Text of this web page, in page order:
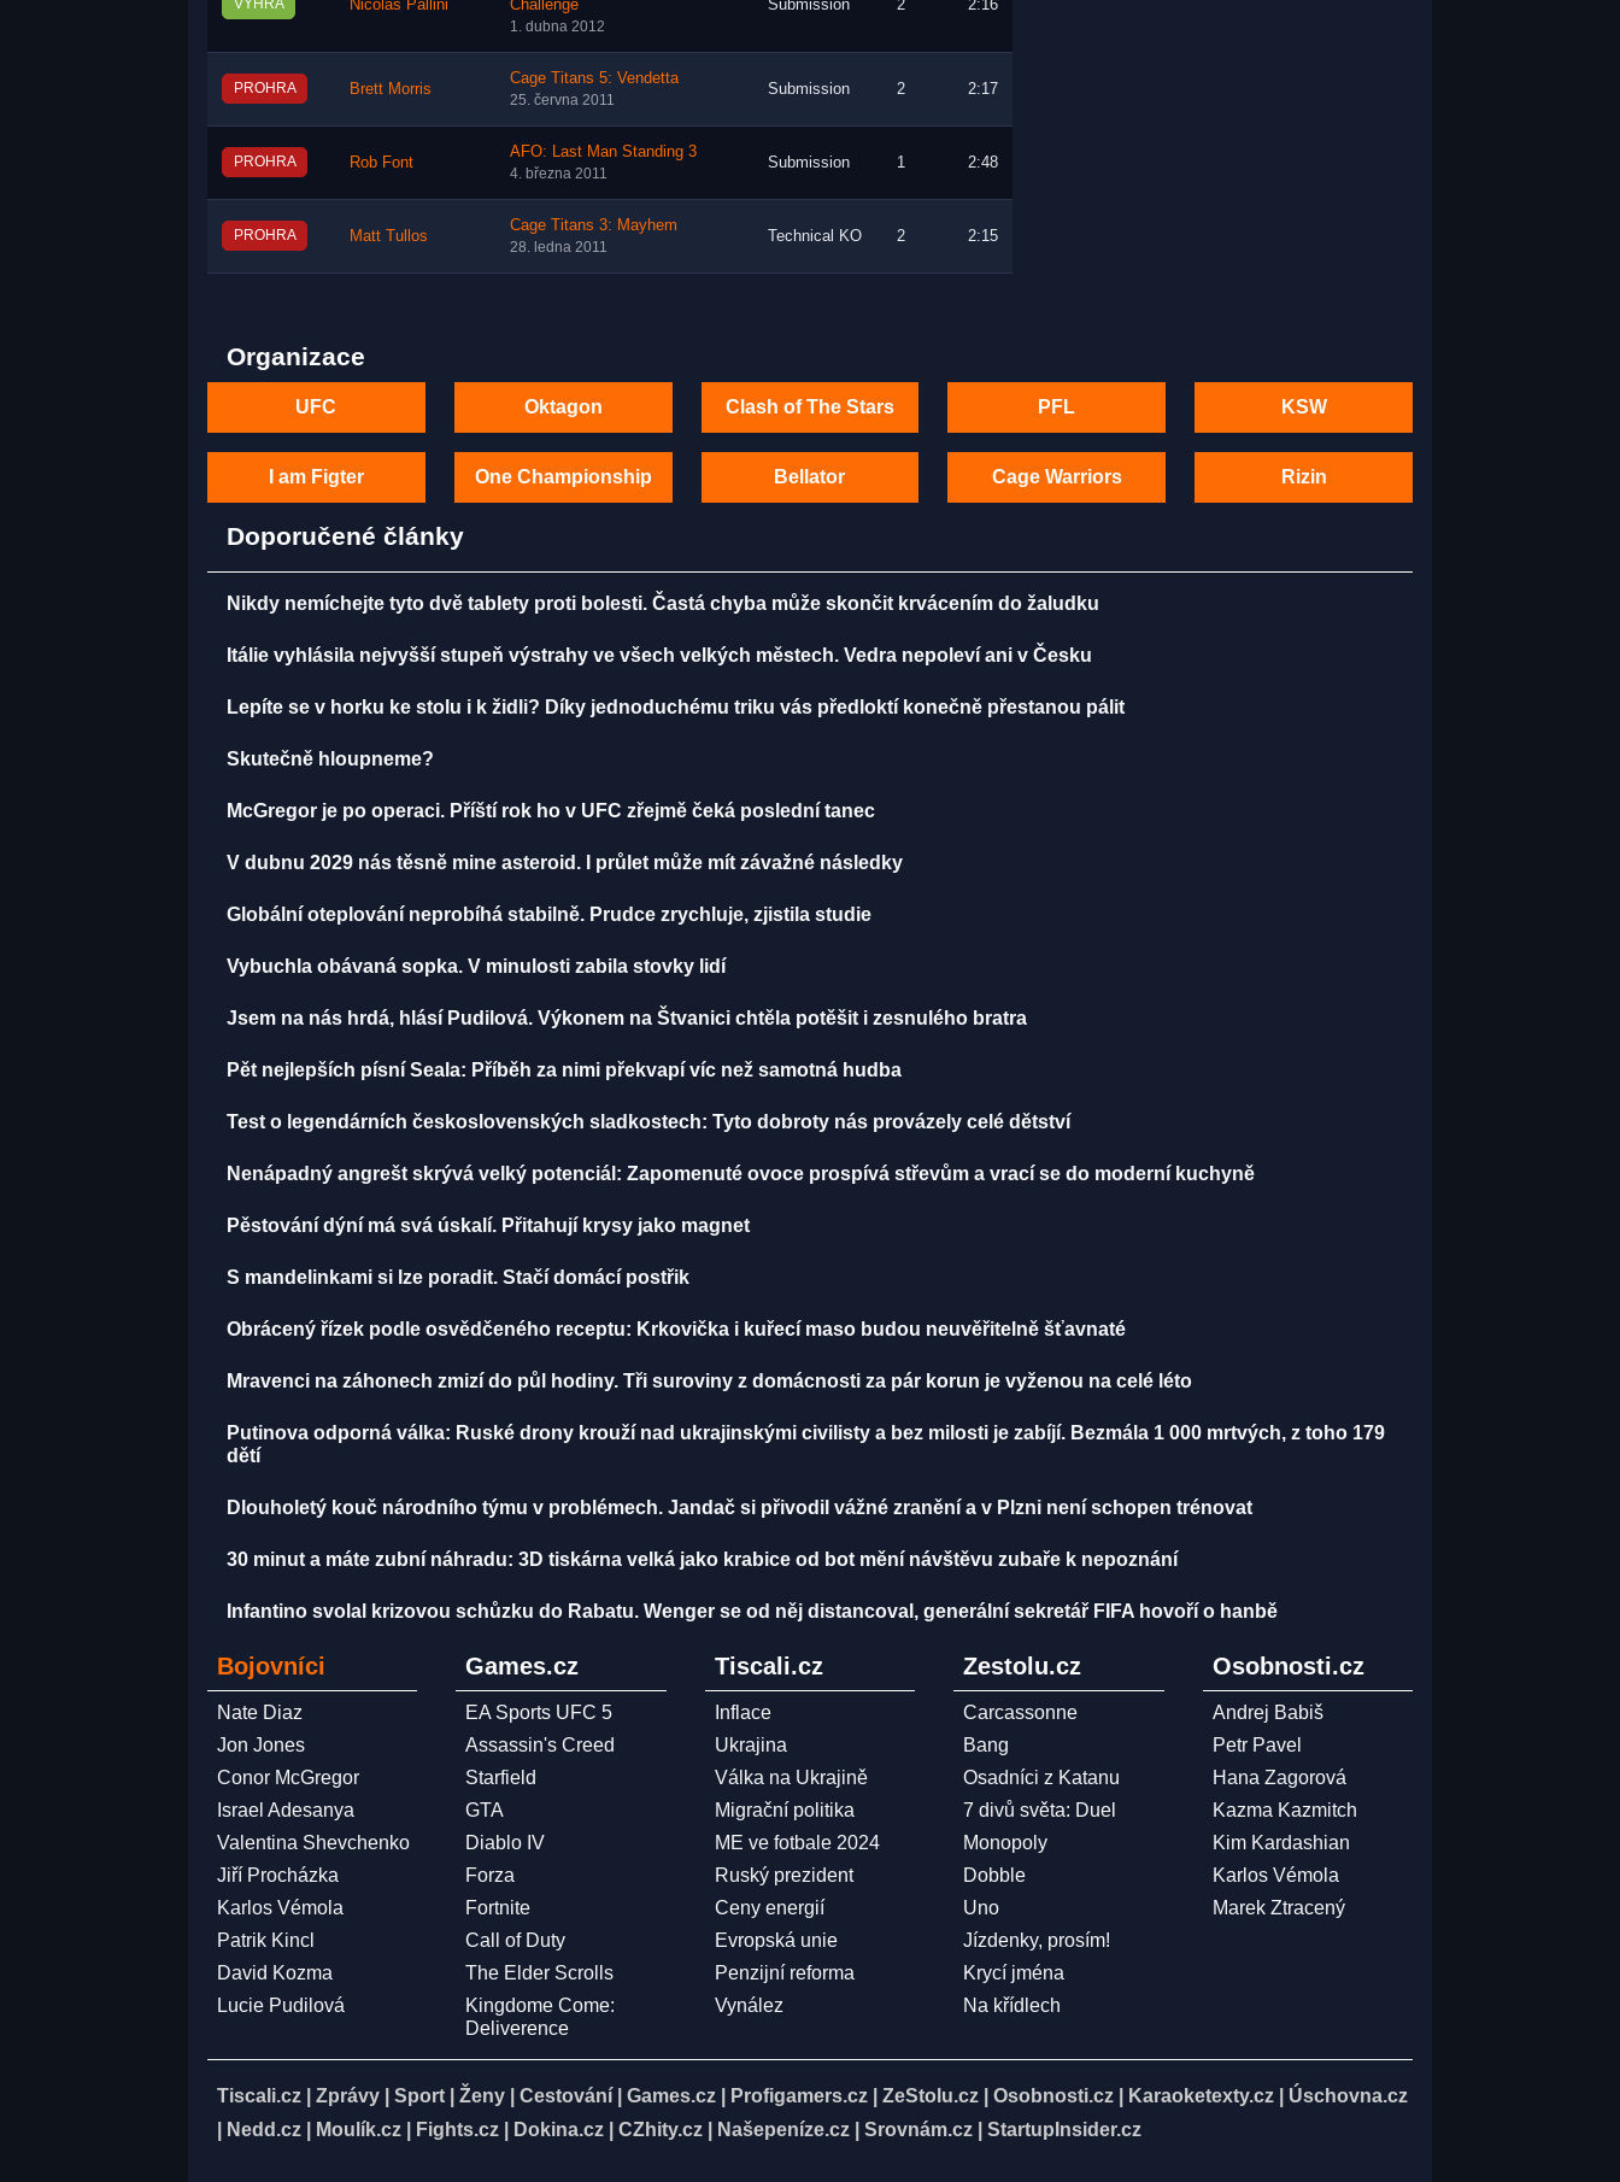
VÝHRA Nicolas Pallini
Challenge
1. dubna 2012
Submission 2 2:16
PROHRA Brett Morris
Cage Titans 5: Vendetta
25. června 2011
Submission 2 2:17
PROHRA Rob Font
AFO: Last Man Standing 3
4. března 2011
Submission 1 2:48
PROHRA Matt Tullos
Cage Titans 3: Mayhem
28. ledna 2011
Technical KO 2 2:15
Organizace
UFC Oktagon Clash of The Stars PFL KSW
I am Figter One Championship Bellator Cage Warriors Rizin
Doporučené články
Nikdy nemíchejte tyto dvě tablety proti bolesti. Častá chyba může skončit krvácením do žaludku
Itálie vyhlásila nejvyšší stupeň výstrahy ve všech velkých městech. Vedra nepoleví ani v Česku
Lepíte se v horku ke stolu i k židli? Díky jednoduchému triku vás předloktí konečně přestanou pálit
Skutečně hloupneme?
McGregor je po operaci. Příští rok ho v UFC zřejmě čeká poslední tanec
V dubnu 2029 nás těsně mine asteroid. I průlet může mít závažné následky
Globální oteplování neprobíhá stabilně. Prudce zrychluje, zjistila studie
Vybuchla obávaná sopka. V minulosti zabila stovky lidí
Jsem na nás hrdá, hlásí Pudilová. Výkonem na Štvanici chtěla potěšit i zesnulého bratra
Pět nejlepších písní Seala: Příběh za nimi překvapí víc než samotná hudba
Test o legendárních československých sladkostech: Tyto dobroty nás provázely celé dětství
Nenápadný angrešt skrývá velký potenciál: Zapomenuté ovoce prospívá střevům a vrací se do moderní kuchyně
Pěstování dýní má svá úskalí. Přitahují krysy jako magnet
S mandelinkami si lze poradit. Stačí domácí postřik
Obrácený řízek podle osvědčeného receptu: Krkovička i kuřecí maso budou neuvěřitelně šťavnaté
Mravenci na záhonech zmizí do půl hodiny. Tři suroviny z domácnosti za pár korun je vyženou na celé léto
Putinova odporná válka: Ruské drony krouží nad ukrajinskými civilisty a bez milosti je zabíjí. Bezmála 1 000 mrtvých, z toho 179
dětí
Dlouholetý kouč národního týmu v problémech. Jandač si přivodil vážné zranění a v Plzni není schopen trénovat
30 minut a máte zubní náhradu: 3D tiskárna velká jako krabice od bot mění návštěvu zubaře k nepoznání
Infantino svolal krizovou schůzku do Rabatu. Wenger se od něj distancoval, generální sekretář FIFA hovoří o hanbě
Bojovníci
Nate Diaz
Jon Jones
Conor McGregor
Israel Adesanya
Valentina Shevchenko
Jiří Procházka
Karlos Vémola
Patrik Kincl
David Kozma
Lucie Pudilová
Games.cz
EA Sports UFC 5
Assassin's Creed
Starfield
GTA
Diablo IV
Forza
Fortnite
Call of Duty
The Elder Scrolls
Kingdome Come:
Deliverence
Tiscali.cz
Inflace
Ukrajina
Válka na Ukrajině
Migrační politika
ME ve fotbale 2024
Ruský prezident
Ceny energií
Evropská unie
Penzijní reforma
Vynález
Zestolu.cz
Carcassonne
Bang
Osadníci z Katanu
7 divů světa: Duel
Monopoly
Dobble
Uno
Jízdenky, prosím!
Krycí jména
Na křídlech
Osobnosti.cz
Andrej Babiš
Petr Pavel
Hana Zagorová
Kazma Kazmitch
Kim Kardashian
Karlos Vémola
Marek Ztracený
Tiscali.cz Zprávy Sport Ženy Cestování Games.cz Profigamers.cz ZeStolu.cz Osobnosti.cz Karaoketexty.cz
Úschovna.cz
Nedd.cz Moulík.cz Fights.cz Dokina.cz CZhity.cz Našepeníze.cz Srovnám.cz StartupInsider.cz